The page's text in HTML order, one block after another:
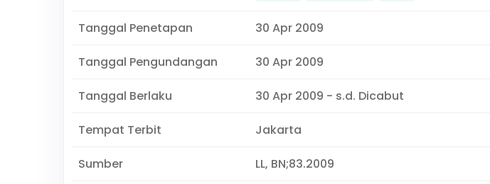
Tanggal Penetapan 30 Apr 2009
Tanggal Pengundangan 30 Apr 2009
Tanggal Berlaku 30 Apr 2009 - s.d. Dicabut
Tempat Terbit Jakarta
Sumber LL, BN;83.2009